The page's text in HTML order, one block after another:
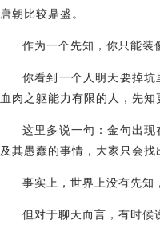
唐朝比较鼎盛。
作为一个先知，你只能装
你看到一个人明天要掉
血肉之躯能力有限的人，先知
这里多说一句：金句出
及其愚蠢的事情，大家只会
事实上，世界上没有先知
但对于聊天而言，有时候